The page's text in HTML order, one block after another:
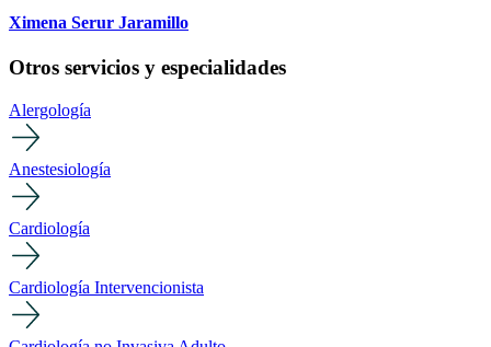
Ximena Serur Jaramillo
Otros servicios y especialidades
Alergología
Anestesiología
Cardiología
Cardiología Intervencionista